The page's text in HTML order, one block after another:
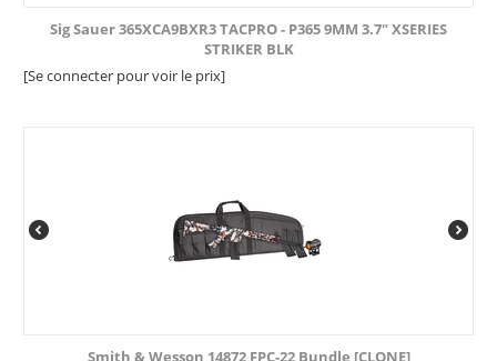
Sig Sauer 365XCA9BXR3 TACPRO - P365 9MM 3.7" XSERIES
STRIKER BLK
[Se connecter pour voir le prix]
Smith & Wesson 14872 FPC-22 Bundle [CLONE]